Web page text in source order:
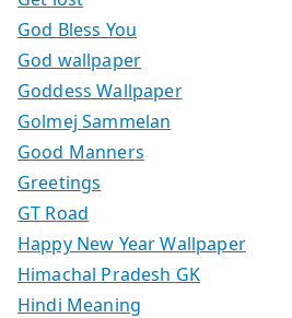
God Bless You
God wallpaper
Goddess Wallpaper
Golmej Sammelan
Good Manners
Greetings
GT Road
Happy New Year Wallpaper
Himachal Pradesh GK
Hindi Meaning